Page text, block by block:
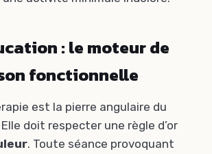
: le moteur de
fonctionnelle
est la pierre angulaire du
doit respecter une règle d’or
. Toute séance provoquant